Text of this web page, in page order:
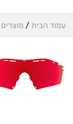
עמוד הבית / מוצרים